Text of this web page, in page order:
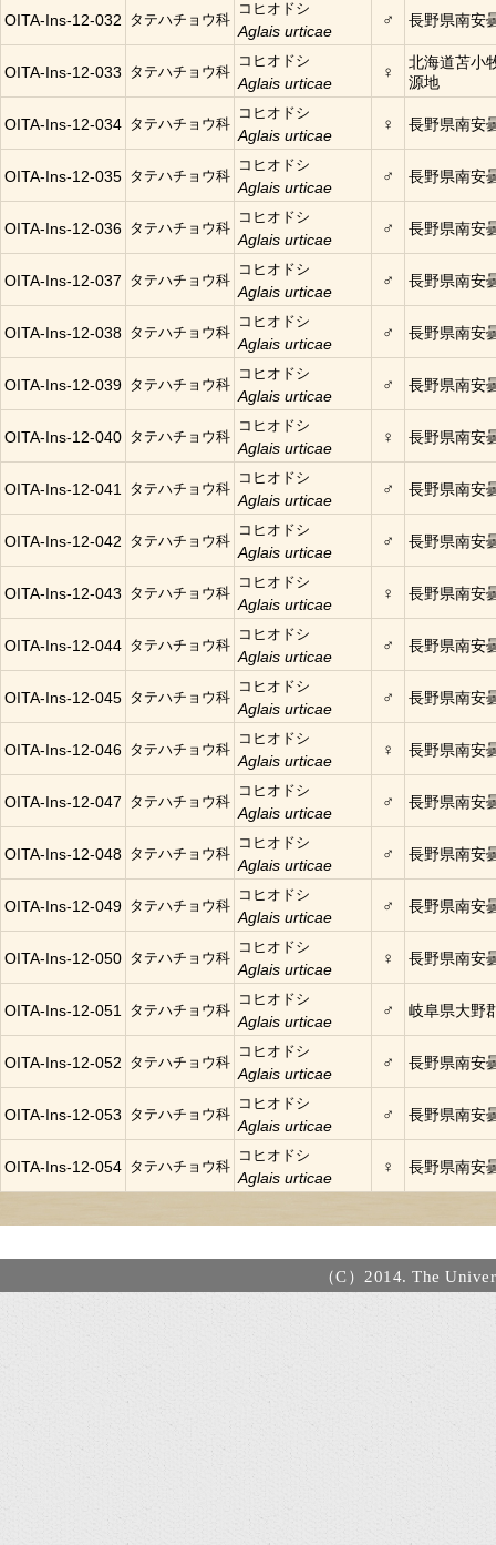
OITA-Ins-12-032 タテハチョウ科
コヒオドシ
Aglais urticae
♂ 長野県南安
OITA-Ins-12-033 タテハチョウ科
コヒオドシ
Aglais urticae
♀
北海道苫小
源地
OITA-Ins-12-034 タテハチョウ科
コヒオドシ
Aglais urticae
♀ 長野県南安
OITA-Ins-12-035 タテハチョウ科
コヒオドシ
Aglais urticae
♂ 長野県南安
OITA-Ins-12-036 タテハチョウ科
コヒオドシ
Aglais urticae
♂ 長野県南安
OITA-Ins-12-037 タテハチョウ科
コヒオドシ
Aglais urticae
♂ 長野県南安
OITA-Ins-12-038 タテハチョウ科
コヒオドシ
Aglais urticae
♂ 長野県南安
OITA-Ins-12-039 タテハチョウ科
コヒオドシ
Aglais urticae
♂ 長野県南安
OITA-Ins-12-040 タテハチョウ科
コヒオドシ
Aglais urticae
♀ 長野県南安
OITA-Ins-12-041 タテハチョウ科
コヒオドシ
Aglais urticae
♂ 長野県南安
OITA-Ins-12-042 タテハチョウ科
コヒオドシ
Aglais urticae
♂ 長野県南安
OITA-Ins-12-043 タテハチョウ科
コヒオドシ
Aglais urticae
♀ 長野県南安
OITA-Ins-12-044 タテハチョウ科
コヒオドシ
Aglais urticae
♂ 長野県南安
OITA-Ins-12-045 タテハチョウ科
コヒオドシ
Aglais urticae
♂ 長野県南安
OITA-Ins-12-046 タテハチョウ科
コヒオドシ
Aglais urticae
♀ 長野県南安
OITA-Ins-12-047 タテハチョウ科
コヒオドシ
Aglais urticae
♂ 長野県南安
OITA-Ins-12-048 タテハチョウ科
コヒオドシ
Aglais urticae
♂ 長野県南安
OITA-Ins-12-049 タテハチョウ科
コヒオドシ
Aglais urticae
♂ 長野県南安
OITA-Ins-12-050 タテハチョウ科
コヒオドシ
Aglais urticae
♀ 長野県南安
OITA-Ins-12-051 タテハチョウ科
コヒオドシ
Aglais urticae
♂ 岐阜県大野
OITA-Ins-12-052 タテハチョウ科
コヒオドシ
Aglais urticae
♂ 長野県南安
OITA-Ins-12-053 タテハチョウ科
コヒオドシ
Aglais urticae
♂ 長野県南安
OITA-Ins-12-054 タテハチョウ科
コヒオドシ
Aglais urticae
♀ 長野県南安
（C）2014. The